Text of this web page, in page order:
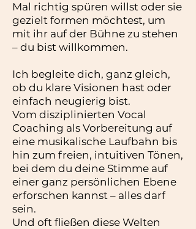
Mal richtig spüren willst oder sie
gezielt formen möchtest, um
mit ihr auf der Bühne zu stehen
– du bist willkommen.
Ich begleite dich, ganz gleich,
ob du klare Visionen hast oder
einfach neugierig bist.
Vom disziplinierten Vocal
Coaching als Vorbereitung auf
eine musikalische Laufbahn bis
hin zum freien, intuitiven Tönen,
bei dem du deine Stimme auf
einer ganz persönlichen Ebene
erforschen kannst – alles darf
sein.
Und oft fließen diese Welten